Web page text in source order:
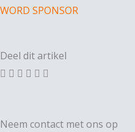
WORD SPONSOR
Deel dit artikel
Neem contact met ons op